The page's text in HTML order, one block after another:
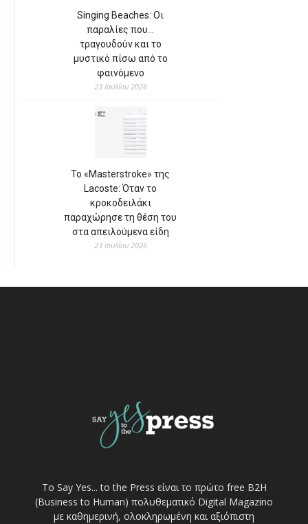
Singing Beaches: Οι
παραλίες που…
τραγουδούν και το
μυστικό πίσω από το
φαινόμενο
23 Ιουλίου 2026
Το «Masterstroke» της
Lacoste: Όταν το
κροκοδειλάκι
παραχώρησε τη θέση του
στα απειλούμενα είδη
23 Ιουλίου 2026
Το Say Yes... to the Press είναι το πρώτο free Β2Η
(Business to Human) πολυθεματικό Digital Magazino
με καθημερινή, ολοκληρωμένη και αξιόπιστη